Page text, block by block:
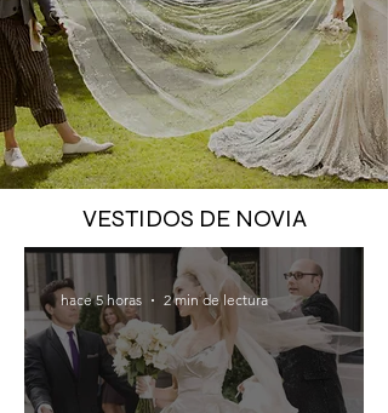
VESTIDOS DE NOVIA
hace 5 horas 2 min de lectura